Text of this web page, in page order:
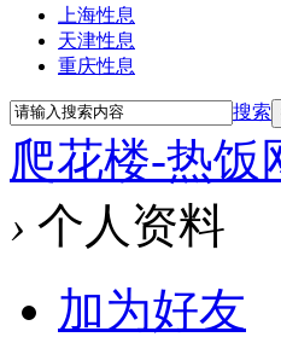
上海性息
天津性息
重庆性息
搜索
爬花楼-热饭
› 个人资料
加为好友